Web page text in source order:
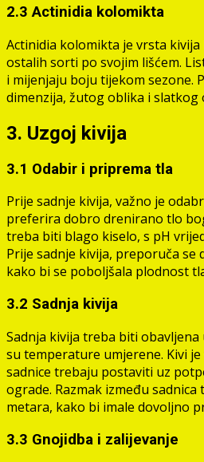
2.3 Actinidia kolomikta
Actinidia kolomikta je vrsta
ostalih sorti po svojim lišćem.
i mijenjaju boju tijekom sezone.
dimenzija, žutog oblika i slatkog
3. Uzgoj kivija
3.1 Odabir i priprema tla
Prije sadnje kivija, važno je
preferira dobro drenirano tlo
treba biti blago kiselo, s pH
Prije sadnje kivija, preporuča
kako bi se poboljšala plodnost
3.2 Sadnja kivija
Sadnja kivija treba biti
su temperature umjerene. Kivi
sadnice trebaju postaviti uz
ograde. Razmak između
metara, kako bi imale dovoljno
3.3 Gnojidba i zalijevanje